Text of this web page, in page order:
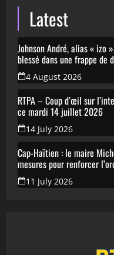
Latest
Johnson André, alias « izo
blessé dans une frappe de
4 August 2026
RTPA – Coup d’œil sur
ce mardi 14 juillet 2026
14 July 2026
Cap-Haïtien : le maire
mesures pour renforcer
11 July 2026